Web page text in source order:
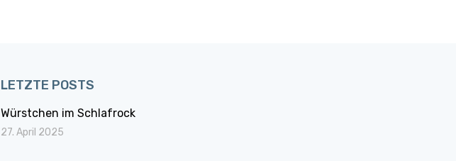
LETZTE POSTS
Würstchen im Schlafrock
27. April 2025